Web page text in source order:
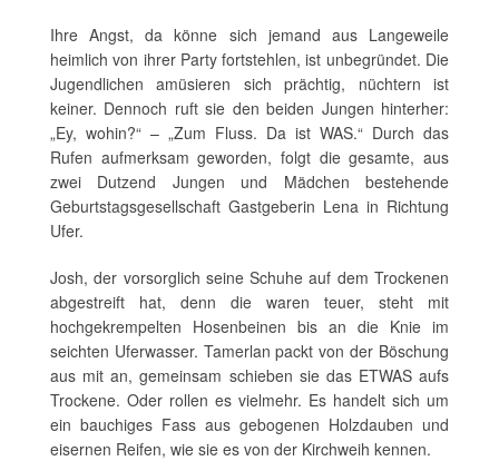
Ihre Angst, da könne sich jemand aus Langeweile
heimlich von ihrer Party fortstehlen, ist unbegründet. Die
Jugendlichen amüsieren sich prächtig, nüchtern ist
keiner. Dennoch ruft sie den beiden Jungen hinterher:
„Ey, wohin?“ – „Zum Fluss. Da ist WAS.“ Durch das
Rufen aufmerksam geworden, folgt die gesamte, aus
zwei Dutzend Jungen und Mädchen bestehende
Geburtstagsgesellschaft Gastgeberin Lena in Richtung
Ufer.
Josh, der vorsorglich seine Schuhe auf dem Trockenen
abgestreift hat, denn die waren teuer, steht mit
hochgekrempelten Hosenbeinen bis an die Knie im
seichten Uferwasser. Tamerlan packt von der Böschung
aus mit an, gemeinsam schieben sie das ETWAS aufs
Trockene. Oder rollen es vielmehr. Es handelt sich um
ein bauchiges Fass aus gebogenen Holzdauben und
eisernen Reifen, wie sie es von der Kirchweih kennen.